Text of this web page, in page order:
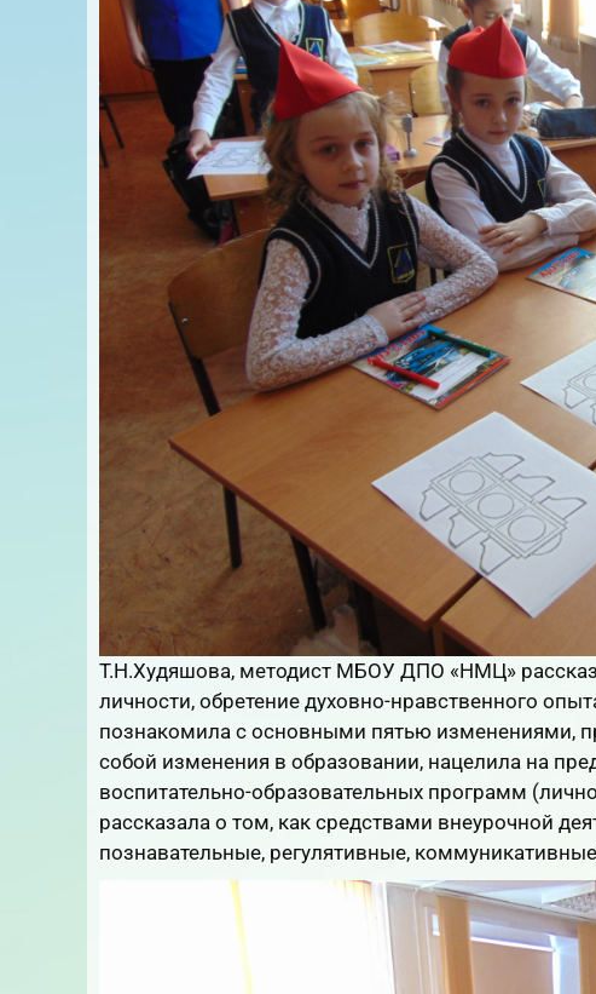
Т.Н.Худяшова, методист МБОУ ДПО «НМЦ»
личности, обретение духовно-нравственного
познакомила с основными пятью изменениями,
собой изменения в образовании, нацелила на
воспитательно-образовательных программ
рассказала о том, как средствами внеурочной
познавательные, регулятивные,